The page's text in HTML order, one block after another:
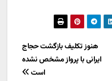
هنوز تکلیف بازگشت حجاج
ایرانی با پرواز مشخص نشده
است